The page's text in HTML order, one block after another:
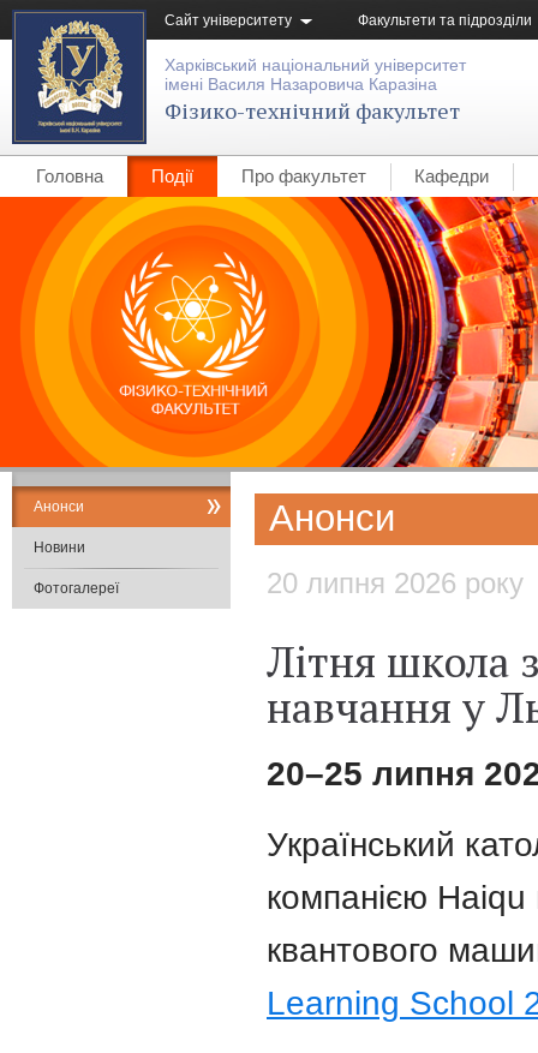
Сайт університету Факультети та підрозділи
Харківський національний університет
імені Василя Назаровича Каразіна
Фізико-технічний факультет
Головна Події Про факультет Кафедри
Анонси
20 липня 2026 року
Літня школа
навчання у
20–25 липня
Український
компанією Haiqu
квантового
Learning School
Анонси
Новини
Фотогалереї